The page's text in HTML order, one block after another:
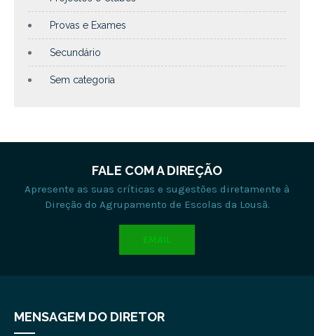
Provas e Exames
Secundário
Sem categoria
FALE COM A DIREÇÃO
Apresente as suas críticas e sugestões diretamente à
Direção do Agrupamento de Escolas da Lousã.
EMAIL
MENSAGEM DO DIRETOR